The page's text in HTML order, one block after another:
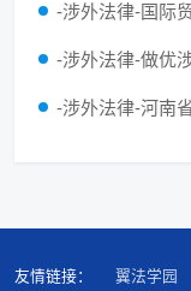
-涉外法律-国际
-涉外法律-做优
-涉外法律-河南
友情链接： 翼法学园